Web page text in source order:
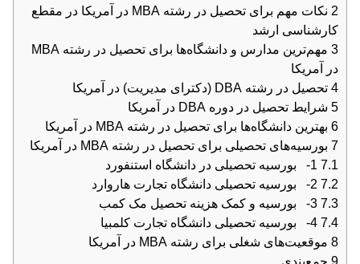
2
نکات مهم برای تحصیل در رشته MBA در آمریکا در مقطع
کارشناسی ارشد
3
مهم‌ترین مدارس و دانشگاه‌ها برای تحصیل در رشته MBA
در آمریکا
4 تحصیل در رشته DBA (دکترای مدیریت) در آمریکا
5 شرایط تحصیل در دوره DBA در آمریکا
6 بهترین دانشگاه‌ها برای تحصیل در رشته MBA در آمریکا
7 بورسیه‌های تحصیلی برای تحصیل در رشته MBA در آمریکا
7.1
7.2
7.3
7.4
8 موقعیت‌های شغلی برای رشته MBA در آمریکا